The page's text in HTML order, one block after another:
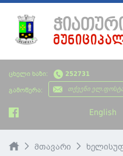
ცხელი ხაზი: 252731
გამოწერა:
English
ᲛᲗᲐᲕᲐᲠᲘ
ᲩᲔᲛᲘ ᲥᲐᲚᲐᲥᲘ
ᲮᲔᲚᲘᲡᲣᲤᲚᲔᲑᲐ
ᲡᲘᲐᲮᲚᲔᲔᲑᲘ
მთავარი